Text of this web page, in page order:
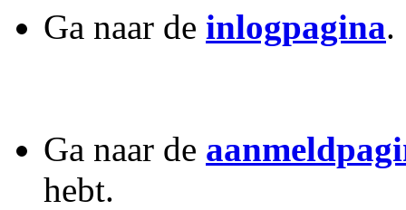
Ga naar de inlogpagina.
Ga naar de
hebt.